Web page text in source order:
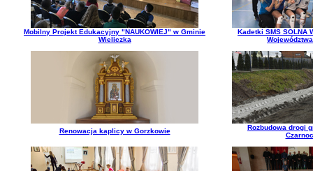
Mobilny Projekt Edukacyjny "NAUKOWIEJ" w Gminie
Wieliczka
Kadetki SMS SOLNA
Renowacja kaplicy w Gorzkowie
Rozbudowa drogi